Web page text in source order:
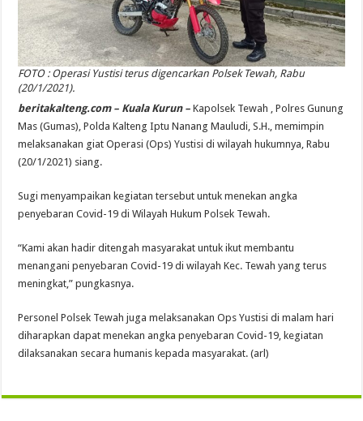
FOTO : Operasi Yustisi terus digencarkan Polsek Tewah, Rabu
(20/1/2021).
beritakalteng.com – Kuala Kurun – Kapolsek Tewah , Polres Gunung
Mas (Gumas), Polda Kalteng Iptu Nanang Mauludi, S.H., memimpin
melaksanakan giat Operasi (Ops) Yustisi di wilayah hukumnya, Rabu
(20/1/2021) siang.
Sugi menyampaikan kegiatan tersebut untuk menekan angka
penyebaran Covid-19 di Wilayah Hukum Polsek Tewah.
“Kami akan hadir ditengah masyarakat untuk ikut membantu
menangani penyebaran Covid-19 di wilayah Kec. Tewah yang terus
meningkat,” pungkasnya.
Personel Polsek Tewah juga melaksanakan Ops Yustisi di malam hari
diharapkan dapat menekan angka penyebaran Covid-19, kegiatan
dilaksanakan secara humanis kepada masyarakat. (arl)